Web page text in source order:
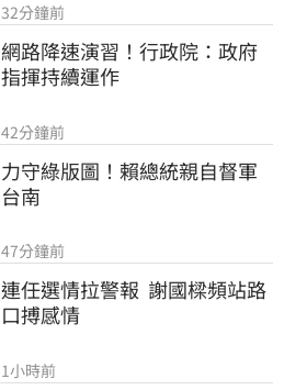
32分鐘前
網路降速演習！行政院：政府
指揮持續運作
42分鐘前
力守綠版圖！賴總統親自督軍
台南
47分鐘前
連任選情拉警報  謝國樑頻站路
口搏感情
1小時前